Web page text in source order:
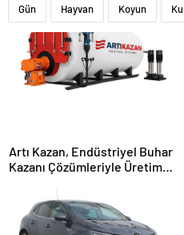
Gün Hayvan Koyun
Artı Kazan, Endüstriyel Buhar
Kazanı Çözümleriyle Üretim
Sunuyor